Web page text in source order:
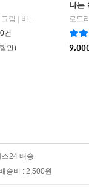
림
비룡소
건
인)
나는
스24 배송
송비 : 2,500원